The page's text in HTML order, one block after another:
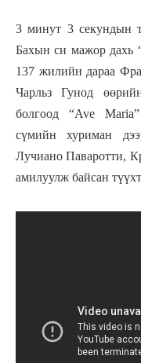
3 минут 3 секундын
Бахын си мажор дахь
137 жилийн дараа
Чарльз Гунод
болгоод “Ave
сүмийн хуриман
Лучиано Паваротти,
амилуулж байсан